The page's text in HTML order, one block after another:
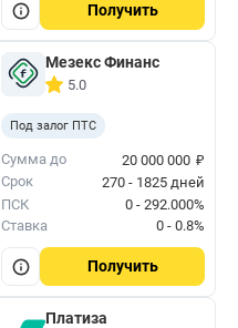
Получить
Мезекс Финанс
5.0
Под залог ПТС
Сумма до 20 000 000 ₽
Срок
270 - 1825 дней
ПСК
0 - 292.000%
Ставка
0 - 0.8%
Получить
Платиза